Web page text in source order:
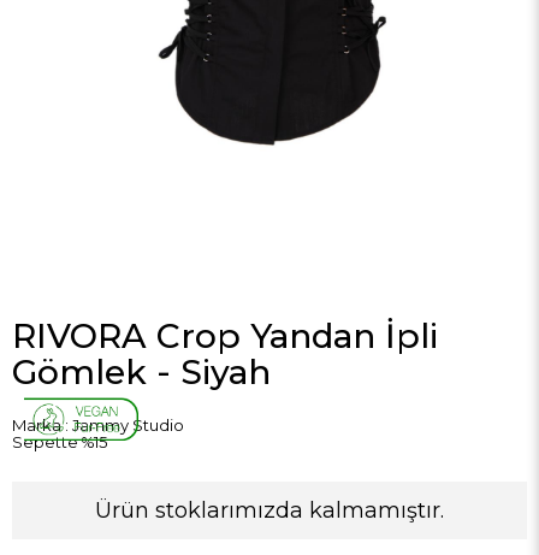
RIVORA Crop Yandan İpli
Gömlek - Siyah
Marka : Jammy Studio
Sepette %15
Ürün stoklarımızda kalmamıştır.